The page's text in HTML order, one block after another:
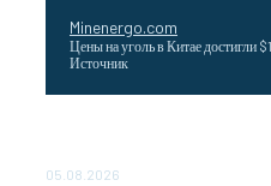
Minenergo.com
Цены на уголь в Китае достигли
Источник
05.08.2026